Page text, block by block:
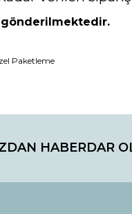
ederiz.
veya görüntülenemiyor.
HABERDAR